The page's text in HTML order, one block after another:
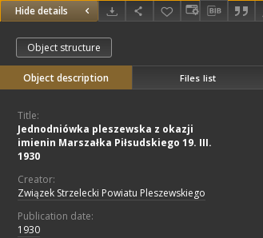
Hide details
Object structure
Object description Files list
Title:
Jednodniówka pleszewska z okazji
imienin Marszałka Piłsudskiego 19. III.
1930
Creator:
Związek Strzelecki Powiatu Pleszewskiego
Publication date:
1930